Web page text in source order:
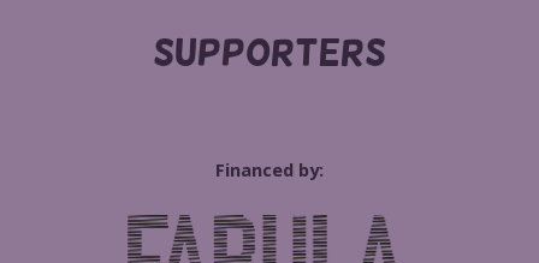
SUPPORTERS
Financed by: